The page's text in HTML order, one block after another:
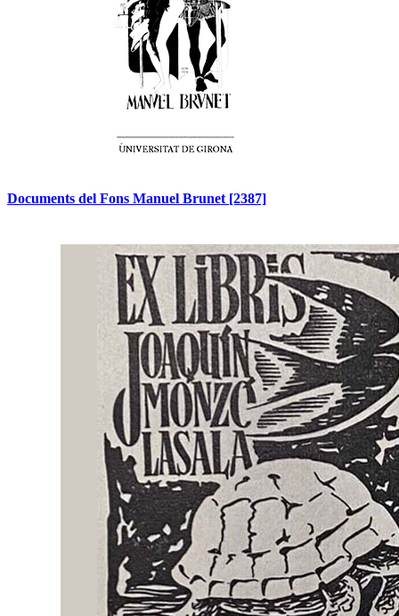
Documents del Fons Manuel Brunet[2387]